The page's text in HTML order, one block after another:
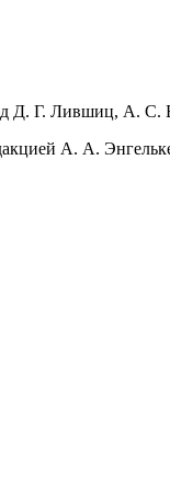
Д. Г. Лившиц, А. С.
А. А.